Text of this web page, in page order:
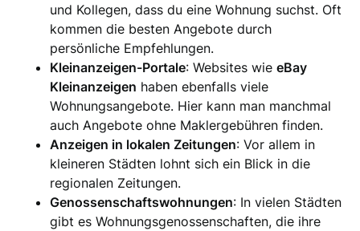
und Kollegen, dass du eine Wohnung suchst. Oft
kommen die besten Angebote durch
persönliche Empfehlungen.
Kleinanzeigen-Portale: Websites wieeBay
Kleinanzeigen haben ebenfalls viele
Wohnungsangebote. Hier kann man manchmal
auch Angebote ohne Maklergebühren finden.
Anzeigen in lokalen Zeitungen: Vor allem in
kleineren Städten lohnt sich ein Blick in die
regionalen Zeitungen.
Genossenschaftswohnungen: In vielen Städten
gibt es Wohnungsgenossenschaften, die ihre